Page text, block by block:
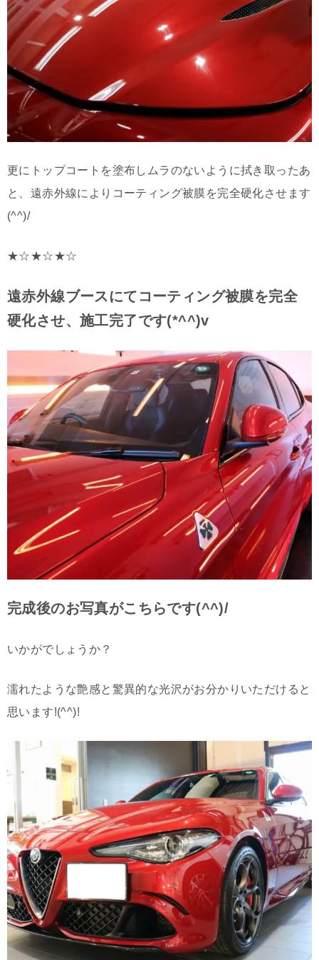
更にトップコートを塗布しムラのないように拭き取ったあ
と、遠赤外線によりコーティング被膜を完全硬化させます
(^^)/
★☆★☆★☆
遠赤外線ブースにてコーティング被膜を完全
硬化させ、施工完了です(*^^)v
完成後のお写真がこちらです(^^)/
いかがでしょうか？
濡れたような艶感と驚異的な光沢がお分かりいただけると
思います!(^^)!